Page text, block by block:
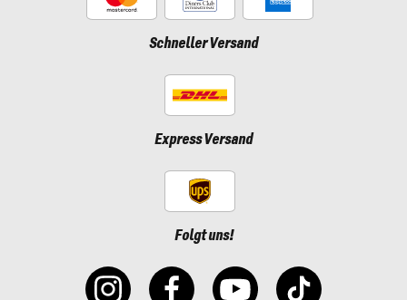
Schneller Versand
Express Versand
Folgt uns!